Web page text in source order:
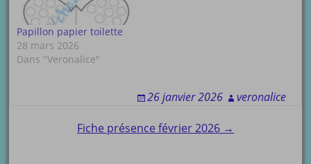
Papillon papier toilette
28 mars 2026
Dans "Veronalice"
26 janvier 2026 veronalice
Fiche présence février 2026 →